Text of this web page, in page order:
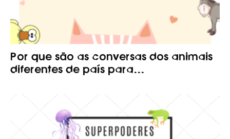
Por que são as conversas dos animais
diferentes de país para...